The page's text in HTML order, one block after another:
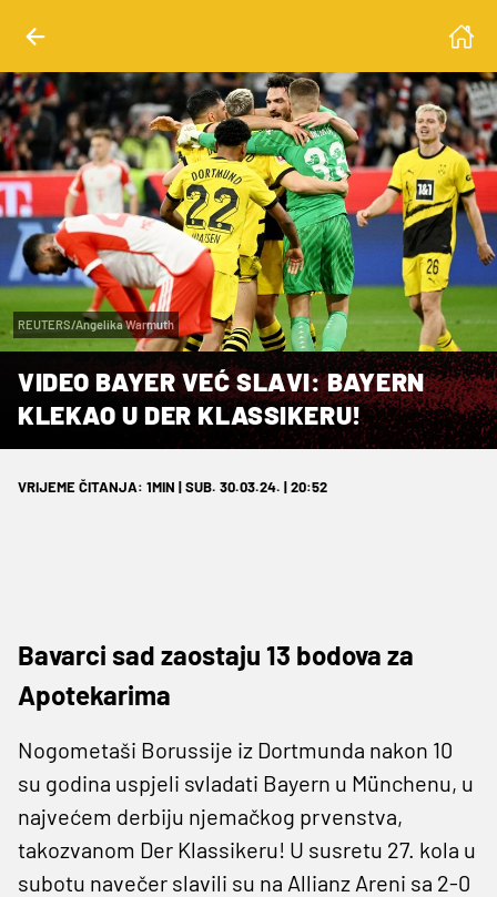
REUTERS/Angelika Warmuth
VIDEO BAYER VEĆ SLAVI: BAYERN
KLEKAO U DER KLASSIKERU!
VRIJEME ČITANJA: 1MIN | SUB. 30.03.24. | 20:52
Bavarci sad zaostaju 13 bodova za
Apotekarima
Nogometaši Borussije iz Dortmunda nakon 10
su godina uspjeli svladati Bayern u Münchenu, u
najvećem derbiju njemačkog prvenstva,
takozvanom Der Klassikeru! U susretu 27. kola u
subotu navečer slavili su na Allianz Areni sa 2-0